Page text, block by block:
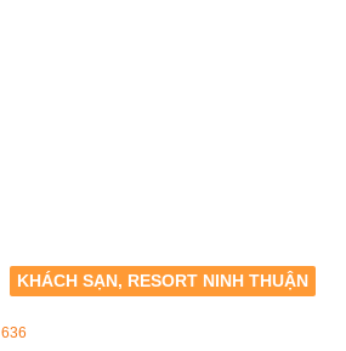
KHÁCH SẠN, RESORT NINH THUẬN
636